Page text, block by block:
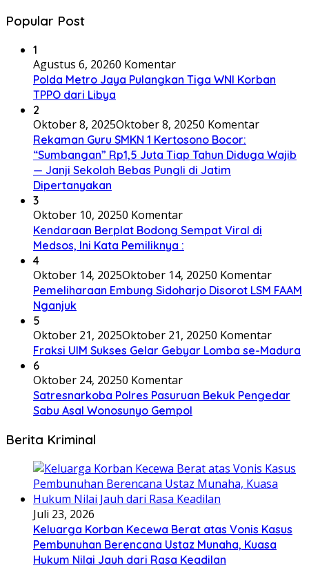
Popular Post
1
Agustus 6, 20260 Komentar
Polda Metro Jaya Pulangkan Tiga WNI Korban
TPPO dari Libya
2
Oktober 8, 2025Oktober 8, 20250 Komentar
Rekaman Guru SMKN 1 Kertosono Bocor:
“Sumbangan” Rp1,5 Juta Tiap Tahun Diduga Wajib
— Janji Sekolah Bebas Pungli di Jatim
Dipertanyakan
3
Oktober 10, 20250 Komentar
Kendaraan Berplat Bodong Sempat Viral di
Medsos, Ini Kata Pemiliknya :
4
Oktober 14, 2025Oktober 14, 20250 Komentar
Pemeliharaan Embung Sidoharjo Disorot LSM FAAM
Nganjuk
5
Oktober 21, 2025Oktober 21, 20250 Komentar
Fraksi UIM Sukses Gelar Gebyar Lomba se-Madura
6
Oktober 24, 20250 Komentar
Satresnarkoba Polres Pasuruan Bekuk Pengedar
Sabu Asal Wonosunyo Gempol
Berita Kriminal
Juli 23, 2026
Keluarga Korban Kecewa Berat atas Vonis Kasus
Pembunuhan Berencana Ustaz Munaha, Kuasa
Hukum Nilai Jauh dari Rasa Keadilan